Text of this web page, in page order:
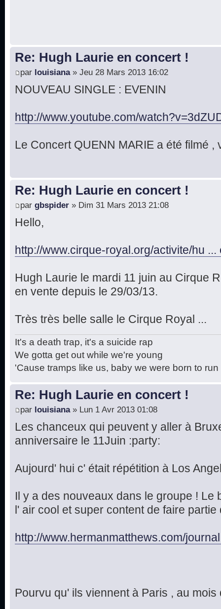
Re: Hugh Laurie en concert !
par louisiana» Jeu 28 Mars 2013 16:02
NOUVEAU SINGLE : EVENIN
http://www.youtube.com/
Le Concert QUENN MARIE a été filmé ,
Re: Hugh Laurie en concert !
par gbspider » Dim 31 Mars 2013 21:08
Hello,
http://www.cirque-royal.org/activite/hu ...
Hugh Laurie le mardi 11 juin au Cirque
en vente depuis le 29/03/13.
Très très belle salle le Cirque Royal ...
It's a death trap, it's a suicide rap
We gotta get out while we're young
'Cause tramps like us, baby we were born to run
Re: Hugh Laurie en concert !
par louisiana» Lun 1 Avr 2013 01:08
Les chanceux qui peuvent y aller à
anniversaire le 11Juin :party:
Aujourd' hui c' était répétition à Los
Il y a des nouveaux dans le groupe ! Le
l' air cool et super content de faire
http://www.hermanmatthews.com/
Pourvu qu' ils viennent à Paris , au